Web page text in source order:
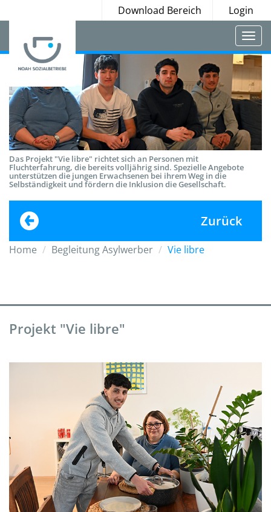
Download Bereich Login
Das Projekt "Vie libre" richtet sich an Personen mit
Fluchterfahrung, die bereits volljährig sind. Spezielle Angebote
unterstützen die jungen Erwachsenen bei ihrem Weg in die
Selbständigkeit und fördern die Inklusion die Gesellschaft.
Zurück
Home Begleitung Asylwerber Vie libre
Projekt "Vie libre"